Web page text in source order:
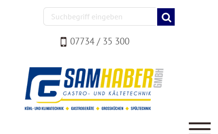
07734 / 35 300